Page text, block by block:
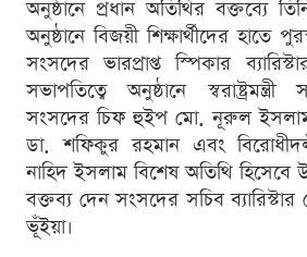
অনুষ্ঠানে প্রধান অতিথির বক্তব্যে
অনুষ্ঠানে বিজয়ী শিক্ষার্থীদের হাতে
সংসদের ভারপ্রাপ্ত স্পিকার
সভাপতিত্বে অনুষ্ঠানে
সংসদের চিফ হুইপ মো. নূরুল
ডা. শফিকুর রহমান এবং
নাহিদ ইসলাম বিশেষ অতিথি হিসেবে
বক্তব্য দেন সংসদের সচিব
ভূঁইয়া।